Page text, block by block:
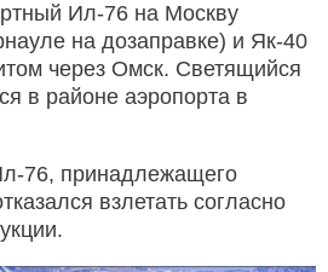
Ил-76 на Москву
на дозаправке) и Як-40
через Омск. Светящийся
в районе аэропорта в
76, принадлежащего
взлетать согласно